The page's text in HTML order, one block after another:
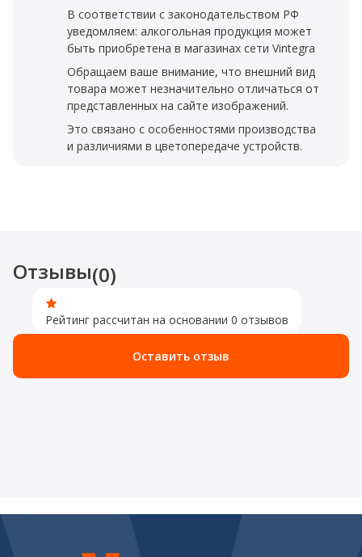
В соответствии с законодательством РФ
уведомляем: алкогольная продукция может
быть приобретена в магазинах сети Vintegra
Обращаем ваше внимание, что внешний вид
товара может незначительно отличаться от
представленных на сайте изображений.
Это связано с особенностями производства
и различиями в цветопередаче устройств.
Отзывы(0)
Рейтинг рассчитан на основании 0 отзывов
Оставить отзыв